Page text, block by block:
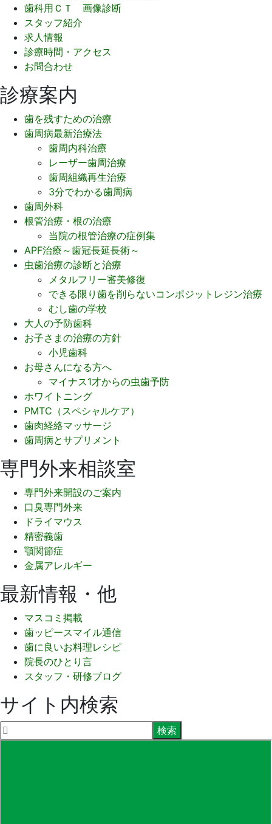
歯科用ＣＴ 画像診断
スタッフ紹介
求人情報
診療時間・アクセス
お問合わせ
診療案内
歯を残すための治療
歯周病最新治療法
歯周内科治療
レーザー歯周治療
歯周組織再生治療
3分でわかる歯周病
歯周外科
根管治療・根の治療
当院の根管治療の症例集
APF治療～歯冠長延長術～
虫歯治療の診断と治療
メタルフリー審美修復
できる限り歯を削らないコンポジットレジン治療
むし歯の学校
大人の予防歯科
お子さまの治療の方針
小児歯科
お母さんになる方へ
マイナス1才からの虫歯予防
ホワイトニング
PMTC（スペシャルケア）
歯肉経絡マッサージ
歯周病とサプリメント
専門外来相談室
専門外来開設のご案内
口臭専門外来
ドライマウス
精密義歯
顎関節症
金属アレルギー
最新情報・他
マスコミ掲載
歯ッピースマイル通信
歯に良いお料理レシピ
院長のひとり言
スタッフ・研修ブログ
サイト内検索